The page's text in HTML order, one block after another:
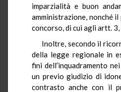
imparzialità e buon
amministrazione, nonché
concorso, di cui agli artt.
Inoltre, secondo il
della legge regionale in
fini dell’inquadramento
un previo giudizio di
contrasto anche con il